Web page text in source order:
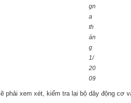
gn
a
th
án
g
1/
20
09
phải xem xét, kiểm tra lại bộ dây động cơ